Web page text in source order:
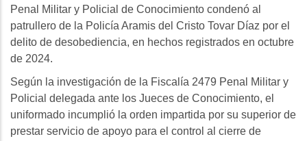
Penal Militar y Policial de Conocimiento condenó al
patrullero de la Policía Aramis del Cristo Tovar Díaz por el
delito de desobediencia, en hechos registrados en octubre
de 2024.
Según la investigación de la Fiscalía 2479 Penal Militar y
Policial delegada ante los Jueces de Conocimiento, el
uniformado incumplió la orden impartida por su superior de
prestar servicio de apoyo para el control al cierre de